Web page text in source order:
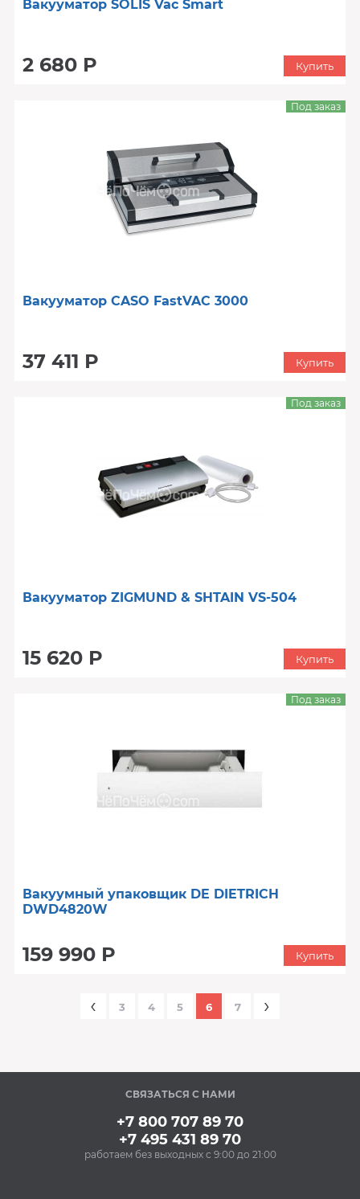
Вакууматор SOLIS Vac Smart
2 680 Р Купить
Вакууматор CASO FastVAC 3000
37 411 Р
Под заказ
Купить
Вакууматор ZIGMUND & SHTAIN VS-504
15 620 Р
Под заказ
Купить
Вакуумный упаковщик DE DIETRICH
DWD4820W
159 990 Р
Под заказ
Купить
‹ 3 4 5 6 7 ›
СВЯЗАТЬСЯ С НАМИ
+7 800 707 89 70
+7 495 431 89 70
работаем без выходных с 9:00 до 21:00